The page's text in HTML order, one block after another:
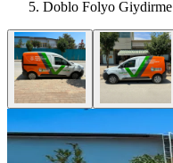
Doblo Folyo Giydirme